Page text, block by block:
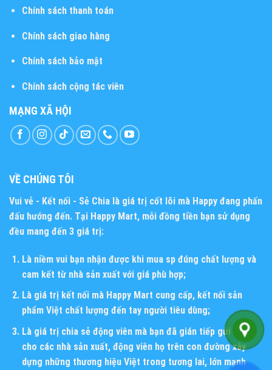
Chính sách thanh toán
Chính sách giao hàng
Chính sách bảo mật
Chính sách cộng tác viên
MẠNG XÃ HỘI
VỀ CHÚNG TÔI
Vui vẻ - Kết nối - Sẻ Chia là giá trị cốt lõi mà Happy đang phấn
đấu hướng đến. Tại Happy Mart, mỗi đồng tiền bạn sử dụng
đều mang đến 3 giá trị:
Là niềm vui bạn nhận được khi mua sp đúng chất lượng và
cam kết từ nhà sản xuất với giá phù hợp;
Là giá trị kết nối mà Happy Mart cung cấp, kết nối sản
phẩm Việt chất lượng đến tay người tiêu dùng;
Là giá trị chia sẻ động viên mà bạn đã gián tiếp gửi đến
cho các nhà sản xuất, động viên họ trên con đường xây
dựng những thương hiệu Việt trong tương lai, lớn mạnh